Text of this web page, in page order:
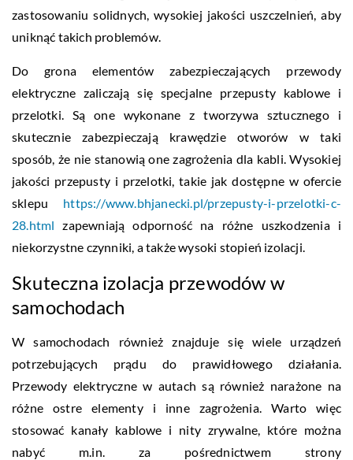
zastosowaniu solidnych, wysokiej jakości uszczelnień, aby
uniknąć takich problemów.
Do grona elementów zabezpieczających przewody
elektryczne zaliczają się specjalne przepusty kablowe i
przelotki. Są one wykonane z tworzywa sztucznego i
skutecznie zabezpieczają krawędzie otworów w taki
sposób, że nie stanowią one zagrożenia dla kabli. Wysokiej
jakości przepusty i przelotki, takie jak dostępne w ofercie
sklepu https://www.bhjanecki.pl/przepusty-i-przelotki-c-
28.html zapewniają odporność na różne uszkodzenia i
niekorzystne czynniki, a także wysoki stopień izolacji.
Skuteczna izolacja przewodów w
samochodach
W samochodach również znajduje się wiele urządzeń
potrzebujących prądu do prawidłowego działania.
Przewody elektryczne w autach są również narażone na
różne ostre elementy i inne zagrożenia. Warto więc
stosować kanały kablowe i nity zrywalne, które można
nabyć m.in. za pośrednictwem strony